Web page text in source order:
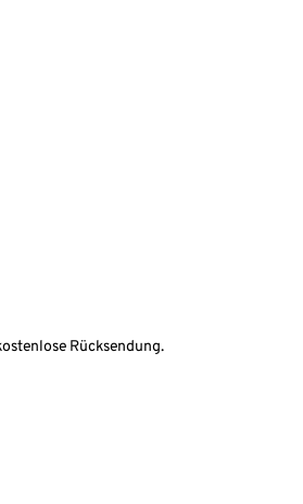
Rücksendung.